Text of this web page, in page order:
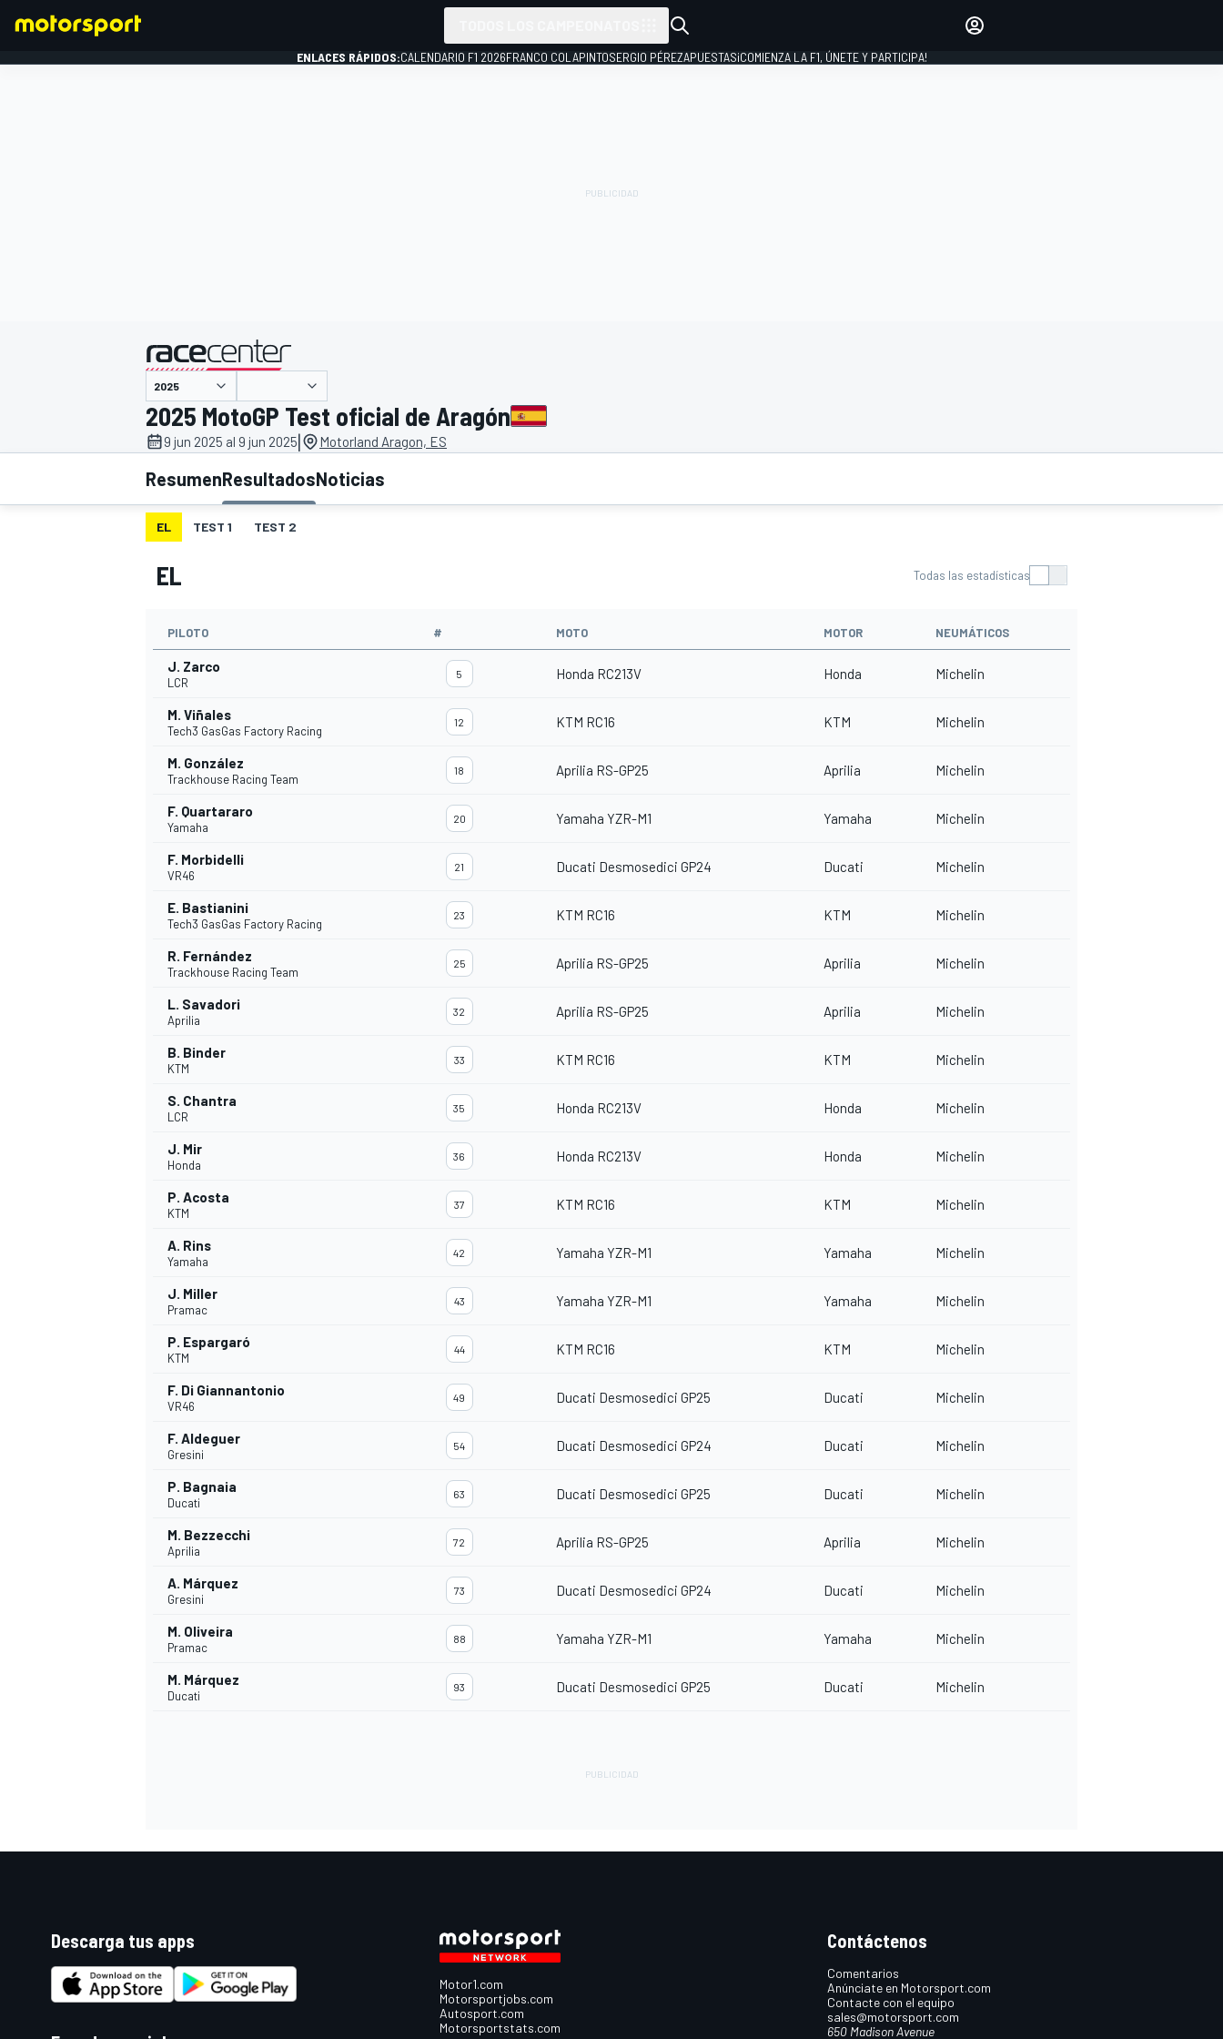
INDYCAR
MOTOGP
NASCAR CUP
FÓRMULA E
INICIAR SESIÓN
ENLACES RÁPIDOS:CALENDARIO F1 2026FRANCO COLAPINTOSERGIO PÉREZAPUESTAS¡COMIENZA LA F1, ÚNETE Y PARTICIPA!
presentado por
2025 MotoGP Test oficial de Aragón
9 jun 2025 al 9 jun 2025| Motorland Aragon, ES
ResumenResultadosNoticias
EL TEST 1 TEST 2
EL Todas las estadísticas
PILOTO # MOTO MOTOR NEUMÁTICOS
J. Zarco
LCR
5 Honda RC213V Honda Michelin
M. Viñales
Tech3 GasGas Factory Racing
12 KTM RC16 KTM Michelin
M. González
Trackhouse Racing Team
18 Aprilia RS-GP25 Aprilia Michelin
F. Quartararo
Yamaha
20 Yamaha YZR-M1 Yamaha Michelin
F. Morbidelli
VR46
21 Ducati Desmosedici GP24 Ducati Michelin
E. Bastianini
Tech3 GasGas Factory Racing
23 KTM RC16 KTM Michelin
R. Fernández
Trackhouse Racing Team
25 Aprilia RS-GP25 Aprilia Michelin
L. Savadori
Aprilia
32 Aprilia RS-GP25 Aprilia Michelin
B. Binder
KTM
33 KTM RC16 KTM Michelin
S. Chantra
LCR
35 Honda RC213V Honda Michelin
J. Mir
Honda
36 Honda RC213V Honda Michelin
P. Acosta
KTM
37 KTM RC16 KTM Michelin
A. Rins
Yamaha
42 Yamaha YZR-M1 Yamaha Michelin
J. Miller
Pramac
43 Yamaha YZR-M1 Yamaha Michelin
P. Espargaró
KTM
44 KTM RC16 KTM Michelin
F. Di Giannantonio
VR46
49 Ducati Desmosedici GP25 Ducati Michelin
F. Aldeguer
Gresini
54 Ducati Desmosedici GP24 Ducati Michelin
P. Bagnaia
Ducati
63 Ducati Desmosedici GP25 Ducati Michelin
M. Bezzecchi
Aprilia
72 Aprilia RS-GP25 Aprilia Michelin
A. Márquez
Gresini
73 Ducati Desmosedici GP24 Ducati Michelin
M. Oliveira
Pramac
88 Yamaha YZR-M1 Yamaha Michelin
M. Márquez
Ducati
93 Ducati Desmosedici GP25 Ducati Michelin
Descarga tus apps
Motor1.com
Motorsportjobs.com
Autosport.com
Motorsportstats.com
Contáctenos
Comentarios
Anúnciate en Motorsport.com
Contacte con el equipo
sales@motorsport.com
650 Madison Avenue